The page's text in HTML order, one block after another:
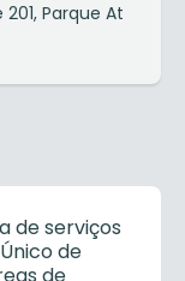
201, Parque At
de serviços
de